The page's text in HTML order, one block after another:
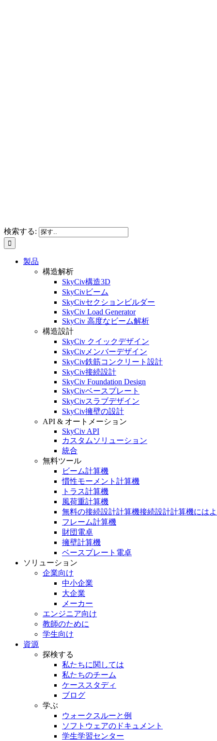
検索する:
製品
構造解析
SkyCiv構造3D
SkyCivビーム
SkyCivセクションビルダー
SkyCiv Load Generator
SkyCiv 高度なビーム解析
構造設計
SkyCiv クイックデザイン
SkyCivメンバーデザイン
SkyCiv鉄筋コンクリート設計
SkyCiv接続設計
SkyCiv Foundation Design
SkyCivベースプレート
SkyCivスラブデザイン
SkyCiv擁壁の設計
API & オートメーション
SkyCiv API
カスタムソリューション
統合
無料ツール
ビーム計算機
慣性モーメント計算機
トラス計算機
風荷重計算機
無料の接続設計計算機接続設計計算機には
フレーム計算機
財団電卓
擁壁計算機
ベースプレート電卓
ソリューション
企業向け
中小企業
大企業
メーカー
エンジニア向け
教師のために
学生向け
資源
探検する
私たちに関しては
私たちのチーム
ケーススタディ
ブログ
学ぶ
ウォークスルーと例
ソフトウェアのドキュメント
学生学習センター